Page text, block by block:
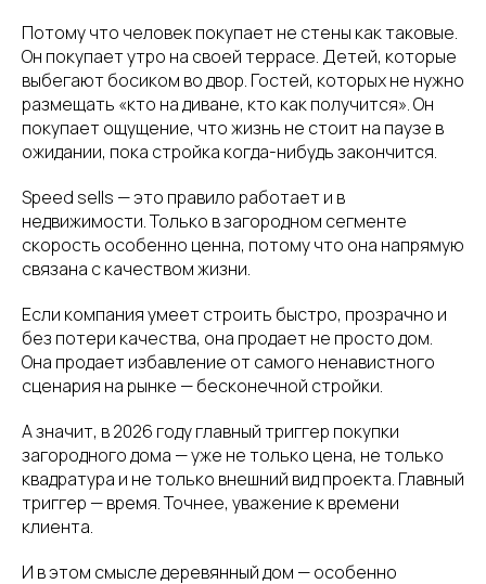
Потому что человек покупает не стены как таковые.
Он покупает утро на своей террасе. Детей, которые
выбегают босиком во двор. Гостей, которых не нужно
размещать «кто на диване, кто как получится». Он
покупает ощущение, что жизнь не стоит на паузе в
ожидании, пока стройка когда-нибудь закончится.
Speed sells — это правило работает и в
недвижимости. Только в загородном сегменте
скорость особенно ценна, потому что она напрямую
связана с качеством жизни.
Если компания умеет строить быстро, прозрачно и
без потери качества, она продает не просто дом.
Она продает избавление от самого ненавистного
сценария на рынке — бесконечной стройки.
А значит, в 2026 году главный триггер покупки
загородного дома — уже не только цена, не только
квадратура и не только внешний вид проекта. Главный
триггер — время. Точнее, уважение к времени
клиента.
И в этом смысле деревянный дом — особенно